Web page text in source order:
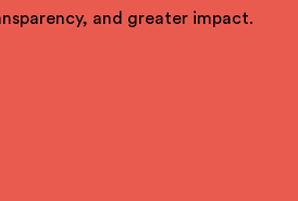
and greater impact.